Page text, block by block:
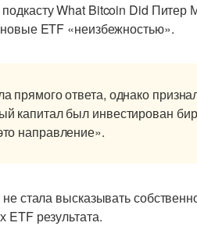
подкасту What Bitcoin Did Питер
ETF «неизбежностью».
прямого ответа, однако
капитал был инвестирован
направление».
стала высказывать
ETF результата.